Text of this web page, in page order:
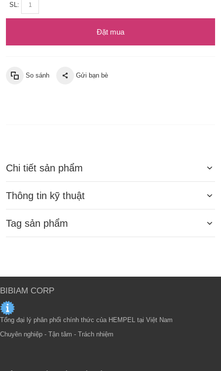
SL:
Đặt mua
So sánh Gửi bạn bè
Chi tiết sản phẩm
Thông tin kỹ thuật
Tag sản phẩm
BIBIAM CORP
Tổng đại lý phân phối chính thức của HEMPEL tại Việt Nam
Chuyên nghiệp - Tận tâm - Trách nhiệm